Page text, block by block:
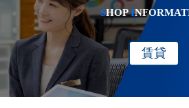
SHOPI
賃貸